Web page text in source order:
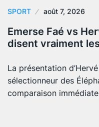
SPORT août 7, 2026
Emerse Faé vs
disent vraiment
La présentation
sélectionneur des
comparaison